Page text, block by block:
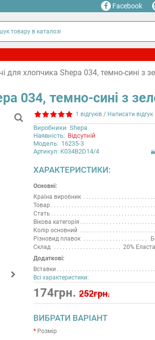
Facebook
для хлопчика Shepa 034, темно-сині з
034, темно-сині з
1 відгуків / Написати відгук
Виробники Shepa
Наявність: Відсутній
Модель: 16235-3
Артикул: K034B2D14/4
ХАРАКТЕРИСТИКИ:
Основні:
Країна виробник
Товар
Стать
Вікова категорія
Колір основний
Різновид плавок
Склад
20%
Додаткові:
Вставки
Всі характеристики:
174грн. 252грн.
ВИБРАТИ ВАРІАНТ
Розмір